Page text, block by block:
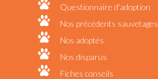
Questionnaire d'adoption
Nos précédents sauvetages
Nos adoptés
Nos disparus
Fiches conseils